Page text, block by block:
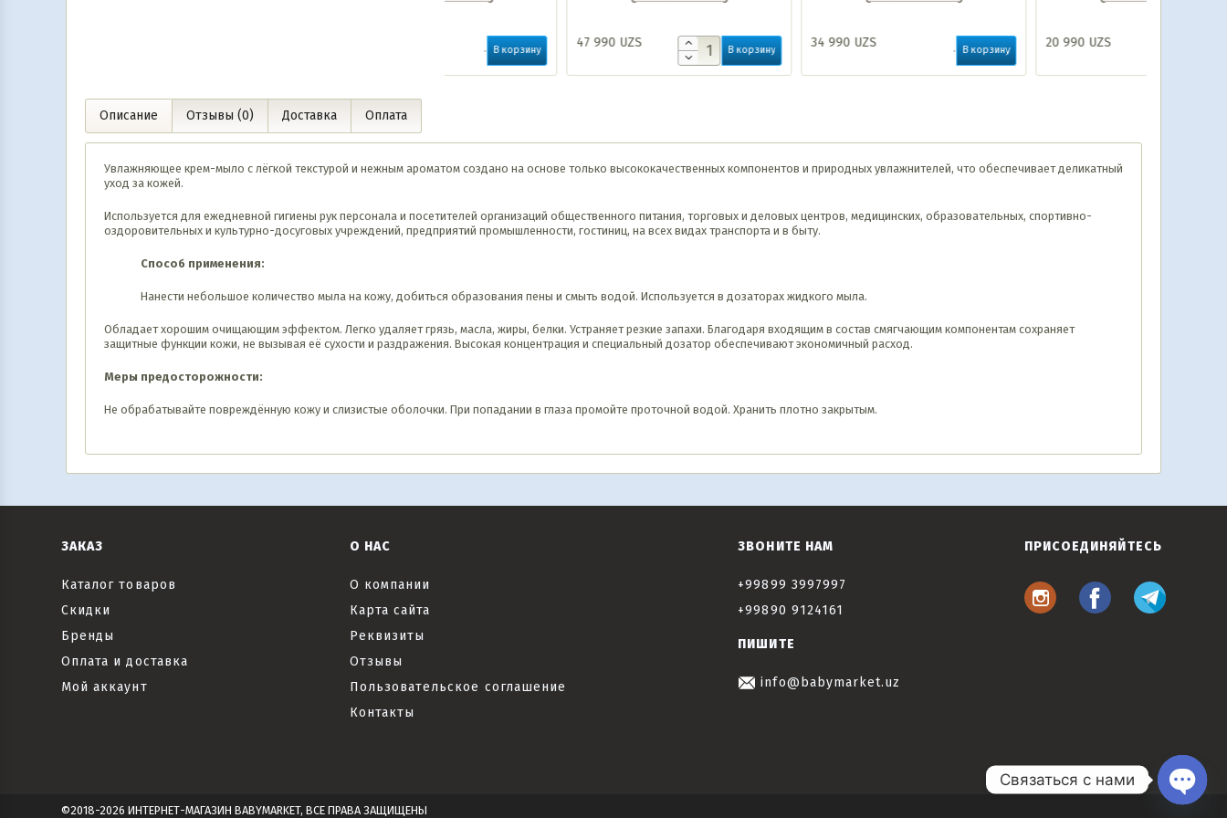
47 990UZS В корзину 34 990UZS В корзину 20 990UZS В корзину
Описание Отзывы (0) Доставка Оплата
Увлажняющее крем-мыло с лёгкой текстурой и нежным ароматом cоздано на основе только высококачественных компонентов и природных увлажнителей, что обеспечивает деликатный
уход за кожей.
Используется для ежедневной гигиены рук персонала и посетителей организаций общественного питания, торговых и деловых центров, медицинских, образовательных, спортивно-
оздоровительных и культурно-досуговых учреждений, предприятий промышленности, гостиниц, на всех видах транспорта и в быту.
Способ применения:
Нанести небольшое количество мыла на кожу, добиться образования пены и смыть водой. Используется в дозаторах жидкого мыла.
Обладает хорошим очищающим эффектом. Легко удаляет грязь, масла, жиры, белки. Устраняет резкие запахи. Благодаря входящим в состав смягчающим компонентам сохраняет
защитные функции кожи, не вызывая её сухости и раздражения. Высокая концентрация и специальный дозатор обеспечивают экономичный расход.
Меры предосторожности:
Не обрабатывайте повреждённую кожу и слизистые оболочки. При попадании в глаза промойте проточной водой. Хранить плотно закрытым.
ЗАКАЗ
Каталог товаров
Скидки
Бренды
Оплата и доставка
Мой аккаунт
О НАС
О компании
Карта сайта
Реквизиты
Отзывы
Пользовательское соглашение
Контакты
ЗВОНИТЕ НАМ
+99899 3997997
+99890 9124161
ПИШИТЕ
info@babymarket.uz
ПРИСОЕДИНЯЙТЕСЬ
©2018-2026 ИНТЕРНЕТ-МАГАЗИН BABYMARKET, ВСЕ ПРАВА ЗАЩИЩЕНЫ
Связаться с нами